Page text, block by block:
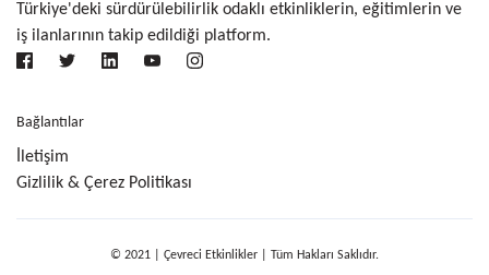
Türkiye'deki sürdürülebilirlik odaklı etkinliklerin, eğitimlerin ve
iş ilanlarının takip edildiği platform.
Bağlantılar
İletişim
Gizlilik & Çerez Politikası
© 2021 | Çevreci Etkinlikler | Tüm Hakları Saklıdır.